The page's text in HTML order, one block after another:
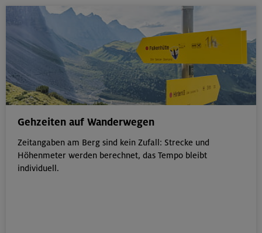
München
18.08.26
Klettertreff Kids in den Sommerferien für 8-12 Jährige
Gilching
18.08.26
Klettertreff Kids in den Sommerferien für 8-12 Jährige
Gehzeiten auf Wanderwegen
Zeitangaben am Berg sind kein Zufall: Strecke und
Höhenmeter werden berechnet, das Tempo bleibt
individuell.